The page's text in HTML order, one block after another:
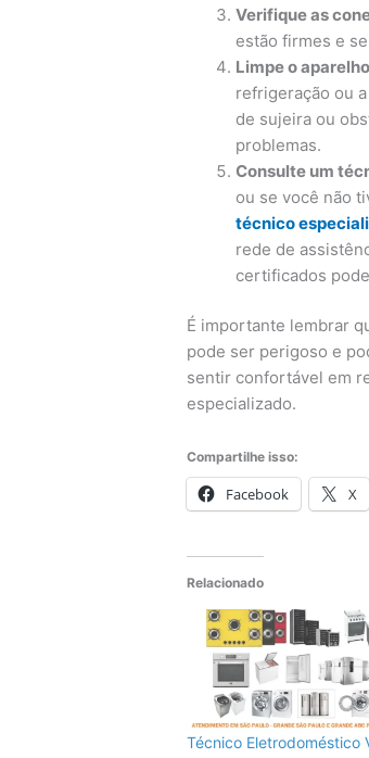
Verifique as
estão firmes e
Limpe o
refrigeração ou
de sujeira ou
problemas.
Consulte um
ou se você não
técnico
rede de
certificados
É importante lembrar
pode ser perigoso e
sentir confortável em
especializado.
Compartilhe isso:
Facebook X
Relacionado
Técnico Eletrodoméstico